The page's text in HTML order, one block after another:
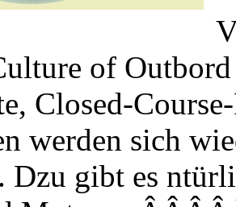
of
Closed-
werden sich
Dzu gibt es